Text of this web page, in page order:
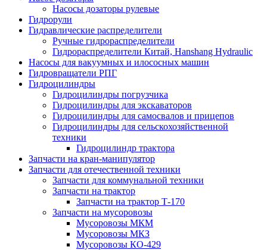
Насосы дозаторы рулевые
Гидрорули
Гидравлические распределители
Ручные гидрораспределители
Гидрораспределители Китай, Hanshang Hydraulic
Насосы для вакуумных и илососных машин
Гидровращатели РПГ
Гидроцилиндры
Гидроцилиндры погрузчика
Гидроцилиндры для экскаваторов
Гидроцилиндры для самосвалов и прицепов
Гидроцилиндры для сельскохозяйственной
техники
Гидроцилиндр трактора
Запчасти на кран-манипулятор
Запчасти для отечественной техники
Запчасти для коммунальной техники
Запчасти на трактор
Запчасти на трактор Т-170
Запчасти на мусоровозы
Мусоровозы МКМ
Мусоровозы МКЗ
Мусоровозы КО-429